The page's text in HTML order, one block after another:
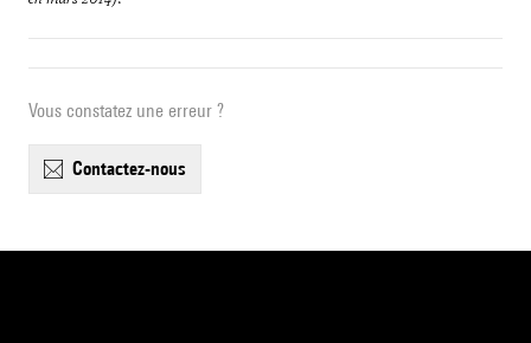
Vous constatez une erreur ?
contactez-nous